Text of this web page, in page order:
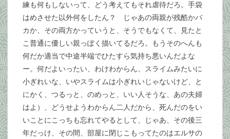
練も何もしないって、どう考えてもそれ虐待だろ。手袋
はめさせた以外何をしたん？ じゃあの両親が残酷かバ
カか、その両方かっていうと、そうでもなくて、見たと
こ普通に優しい親っぽく描いてるだろ。もうそのへんも
何だか適当で中途半端でひたすら気持ち悪いんだよな
ー。何だよいったい、わけわからん、スライムみたいに
小ぎれいな、いやスライムは小ぎれいじゃないけど、と
にかく、つるっと、のめっと、いい人そうな、あの夫婦
はよ）、どうせようわからん二人だから、死んだのをい
いことにこっちも忘れてやるとして、じゃあ、その後三
年だっけ、その間、部屋に閉じこもってたのはエルサの